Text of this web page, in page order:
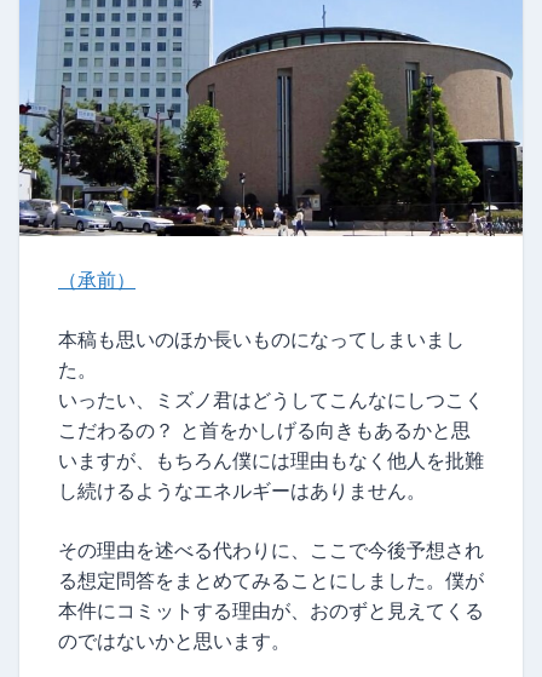
（承前）
本稿も思いのほか長いものになってしまいまし
た。
いったい、ミズノ君はどうしてこんなにしつこく
こだわるの？ と首をかしげる向きもあるかと思
いますが、もちろん僕には理由もなく他人を批難
し続けるようなエネルギーはありません。
その理由を述べる代わりに、ここで今後予想され
る想定問答をまとめてみることにしました。僕が
本件にコミットする理由が、おのずと見えてくる
のではないかと思います。